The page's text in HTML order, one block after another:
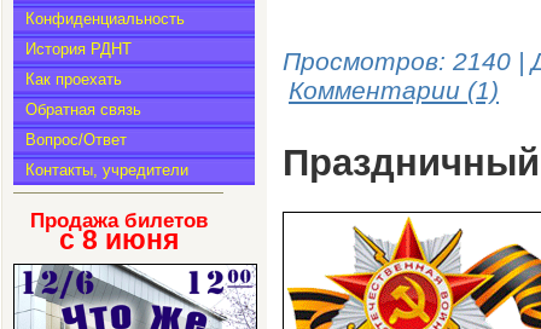
Конфиденциальность
История РДНТ
Как проехать
Обратная связь
Вопрос/Ответ
Контакты, учредители
Продажа билетов
с 8 июня
Просмотров: 2140 |
Комментарии (1)